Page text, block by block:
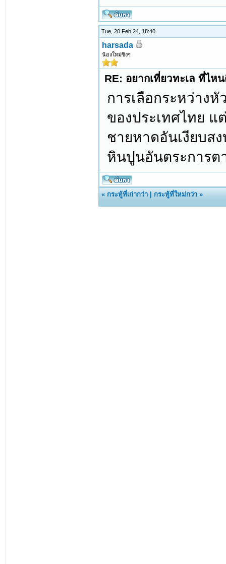
Tue, 20 Feb 24, 18:40
harsada
น้องใหม่ซิงๆ
RE: อยากเที่ยวทะเล ที่ไห
การเลือกระหว่าง
ของประเทศไทย แ
ชายหาดอันเงียบส
หินปูนอันตระการต
«กระทู้ที่เก่ากว่า |กระทู้ที่ใหม่กว่า »